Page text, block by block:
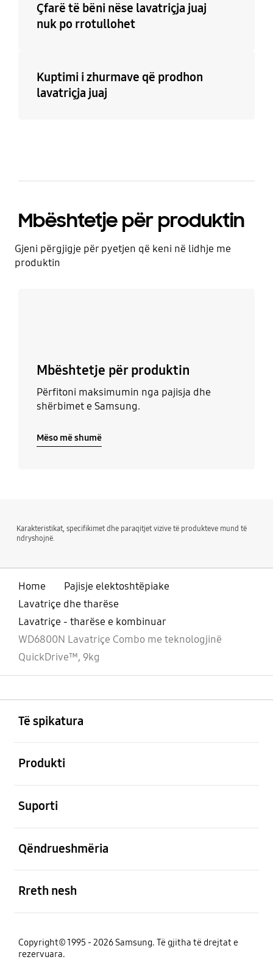
Çfarë të bëni nëse lavatriçja juaj
nuk po rrotullohet
Kuptimi i zhurmave që prodhon
lavatriçja juaj
Mbёshtetje pёr produktin
Gjeni përgjigje për pyetjen që keni në lidhje me
produktin
Mbёshtetje pёr produktin
Përfitoni maksimumin nga pajisja dhe
shërbimet e Samsung.
Mëso më shumë
Karakteristikat, specifikimet dhe paraqitjet vizive të produkteve mund të
ndryshojnë.
Home
Pajisje elektoshtëpiake
Lavatriçe dhe tharëse
Lavatriçe - tharëse e kombinuar
WD6800N Lavatriçe Combo me teknologjinë
QuickDrive™, 9kg
Të spikatura
Produkti
Suporti
Qëndrueshmëria
Rreth nesh
Copyright© 1995 - 2026 Samsung. Të gjitha të drejtat e
rezervuara.